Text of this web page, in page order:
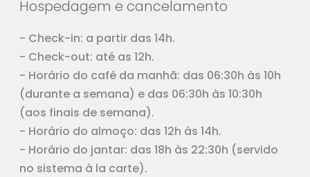
Hospedagem e cancelamento
- Check-in: a partir das 14h.
- Check-out: até as 12h.
- Horário do café da manhã: das 06:30h às 10h
(durante a semana) e das 06:30h às 10:30h
(aos finais de semana).
- Horário do almoço: das 12h às 14h.
- Horário do jantar: das 18h às 22:30h (servido
no sistema à la carte).